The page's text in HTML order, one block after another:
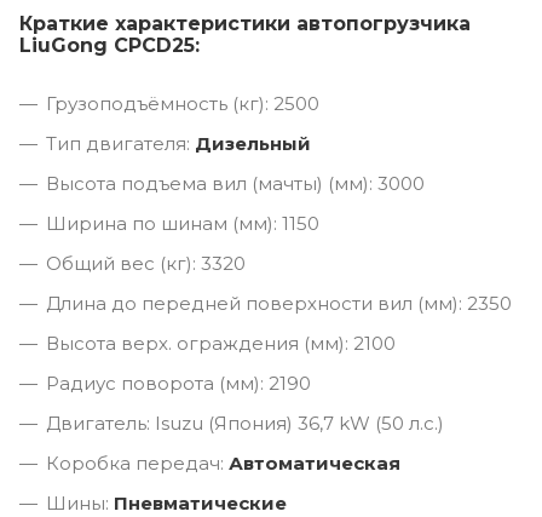
Краткие характеристики автопогрузчика
LiuGong CPCD25:
Грузоподъёмность (кг): 2500
Тип двигателя: Дизельный
Высота подъема вил (мачты) (мм): 3000
Ширина по шинам (мм): 1150
Общий вес (кг): 3320
Длина до передней поверхности вил (мм): 2350
Высота верх. ограждения (мм): 2100
Радиус поворота (мм): 2190
Двигатель: Isuzu (Япония) 36,7 kW (50 л.с.)
Коробка передач: Автоматическая
Шины: Пневматические